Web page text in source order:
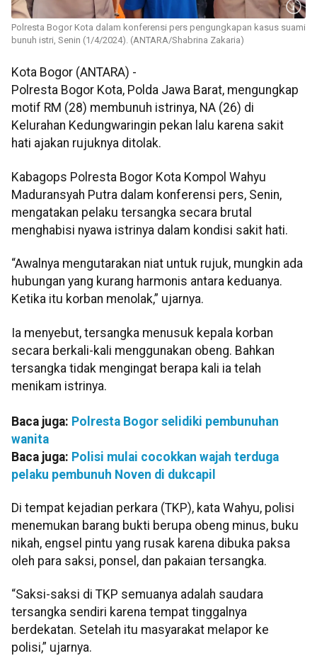
Polresta Bogor Kota dalam konferensi pers pengungkapan kasus suami
bunuh istri, Senin (1/4/2024). (ANTARA/Shabrina Zakaria)
Kota Bogor (ANTARA) -
Polresta Bogor Kota, Polda Jawa Barat, mengungkap
motif RM (28) membunuh istrinya, NA (26) di
Kelurahan Kedungwaringin pekan lalu karena sakit
hati ajakan rujuknya ditolak.
Kabagops Polresta Bogor Kota Kompol Wahyu
Maduransyah Putra dalam konferensi pers, Senin,
mengatakan pelaku tersangka secara brutal
menghabisi nyawa istrinya dalam kondisi sakit hati.
“Awalnya mengutarakan niat untuk rujuk, mungkin ada
hubungan yang kurang harmonis antara keduanya.
Ketika itu korban menolak,” ujarnya.
Ia menyebut, tersangka menusuk kepala korban
secara berkali-kali menggunakan obeng. Bahkan
tersangka tidak mengingat berapa kali ia telah
menikam istrinya.
Baca juga: Polresta Bogor selidiki pembunuhan
wanita
Baca juga: Polisi mulai cocokkan wajah terduga
pelaku pembunuh Noven di dukcapil
Di tempat kejadian perkara (TKP), kata Wahyu, polisi
menemukan barang bukti berupa obeng minus, buku
nikah, engsel pintu yang rusak karena dibuka paksa
oleh para saksi, ponsel, dan pakaian tersangka.
“Saksi-saksi di TKP semuanya adalah saudara
tersangka sendiri karena tempat tinggalnya
berdekatan. Setelah itu masyarakat melapor ke
polisi,” ujarnya.